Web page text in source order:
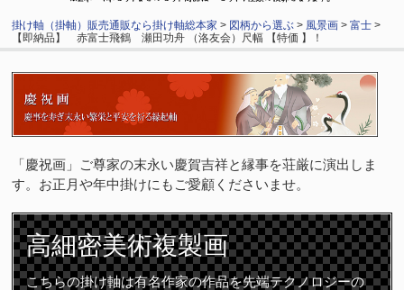
掛け軸（掛軸）販売通販なら掛け軸総本家 > 図柄から選ぶ > 風景画 >富士 >
【即納品】 赤富士飛鶴 瀬田功舟 （洛友会）尺幅 【特価 】！
「慶祝画」ご尊家の末永い慶賀吉祥と縁事を荘厳に演出しま
す。お正月や年中掛けにもご愛顧くださいませ。
高細密美術複製画
こちらの掛け軸は有名作家の作品を先端テクノロジーの